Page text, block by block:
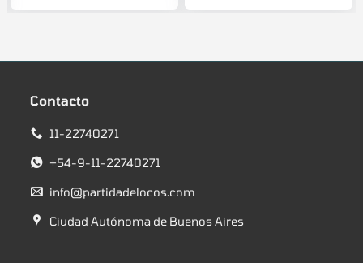
Contacto
11-22740271
+54-9-11-22740271
info@partidadelocos.com
Ciudad Autónoma de Buenos Aires